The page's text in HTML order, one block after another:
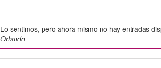
Lo sentimos, pero ahora mismo no hay entradas
Orlando .